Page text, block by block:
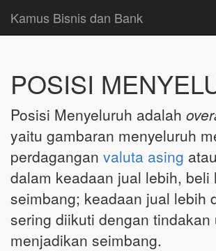
Kamus Bisnis dan Bank
POSISI
Posisi Menyeluruh adalah
yaitu gambaran menyeluruh
perdagangan valuta asing atau
dalam keadaan jual lebih, beli
seimbang; keadaan jual lebih
sering diikuti dengan tindakan
menjadikan seimbang.